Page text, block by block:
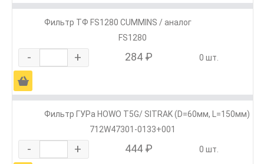
Фильтр ТФ FS1280 CUMMINS / аналог
FS1280
- + 284 ₽ 0 шт.
Ä
Фильтр ГУРа HOWO T5G/ SITRAK (D=60мм, L=150мм)
712W47301-0133+001
- + 444 ₽ 0 шт.